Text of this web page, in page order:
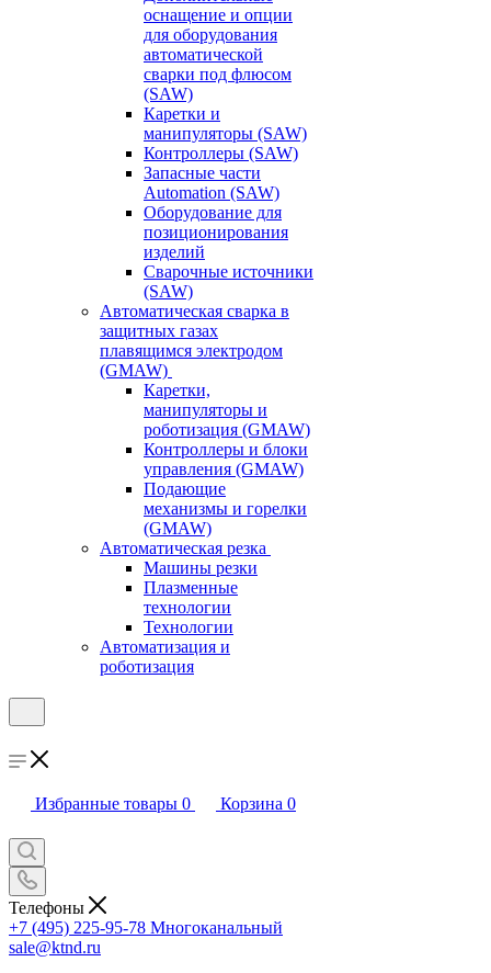
оснащение и опции
для оборудования
автоматической
сварки под флюсом
(SAW)
Каретки и
манипуляторы (SAW)
Контроллеры (SAW)
Запасные части
Automation (SAW)
Оборудование для
позиционирования
изделий
Сварочные источники
(SAW)
Автоматическая сварка в
защитных газах
плавящимся электродом
(GMAW)
Каретки,
манипуляторы и
роботизация (GMAW)
Контроллеры и блоки
управления (GMAW)
Подающие
механизмы и горелки
(GMAW)
Автоматическая резка
Машины резки
Плазменные
технологии
Технологии
Автоматизация и
роботизация
Избранные товары 0 Корзина 0
Телефоны
+7 (495) 225-95-78 Многоканальный
sale@ktnd.ru